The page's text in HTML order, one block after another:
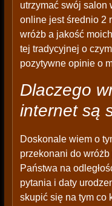
utrzymać swój salon
online jest średnio 2
wróżb a jakość
tej tradycyjnej o
pozytywne opinie o
Dlaczego
internet są
Doskonale wiem o
przekonani do
Państwa na
pytania i daty
skupić się na tym co